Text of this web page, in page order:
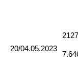
20/04.05.2023